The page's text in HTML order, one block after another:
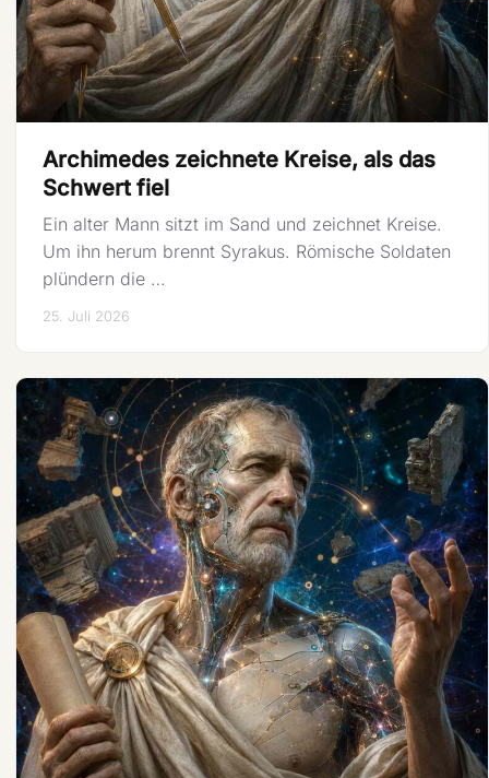
Archimedes zeichnete Kreise, als das
Schwert fiel
Ein alter Mann sitzt im Sand und zeichnet Kreise.
Um ihn herum brennt Syrakus. Römische Soldaten
plündern die …
25. Juli 2026